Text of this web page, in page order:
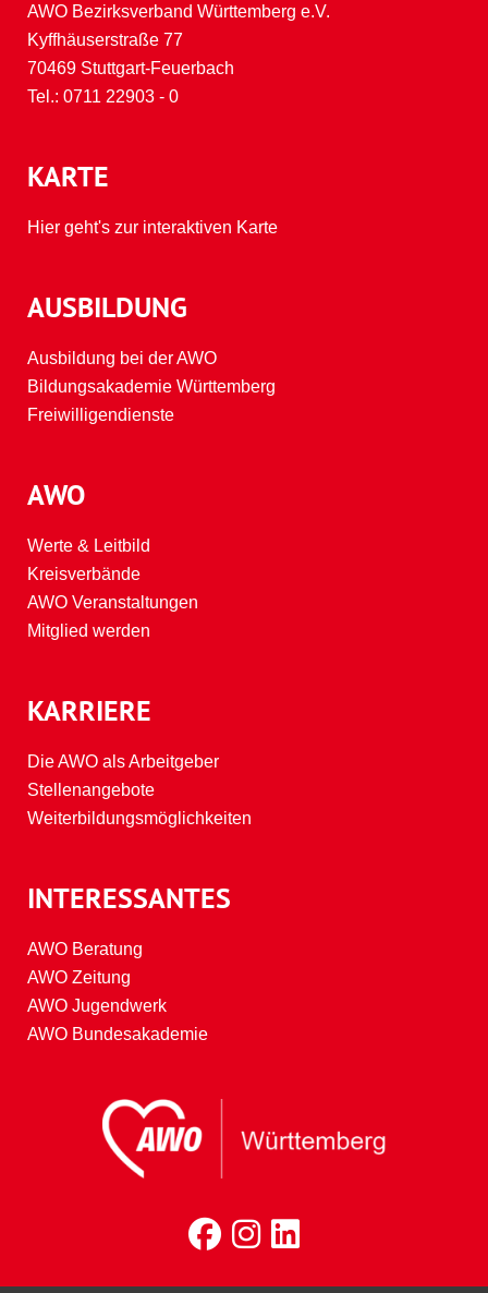
AUSBILDUNG
Ausbildung bei der AWO
Bildungsakademie Württemberg
Freiwilligendienste
AWO
Werte & Leitbild
Kreisverbände
AWO Veranstaltungen
Mitglied werden
AWO Bezirksverband Württemberg e.V.
Kyffhäuserstraße 77
70469 Stuttgart-Feuerbach
Tel.: 0711 22903 - 0
KARRIERE
Die AWO als Arbeitgeber
Stellenangebote
Weiterbildungsmöglichkeiten
INTERESSANTES
AWO Beratung
AWO Zeitung
AWO Jugendwerk
AWO Bundesakademie
KARTE
Hier geht's zur interaktiven Karte